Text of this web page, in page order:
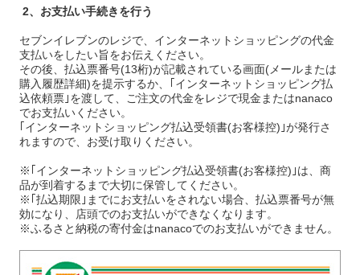
2、お支払い手続きを行う
セブンイレブンのレジで、インターネットショッピングの代金
支払いをしたい旨をお伝えください。
その後、払込票番号(13桁)が記載されている画面(メールまたは
購入履歴詳細)を提示するか、｢インターネットショッピング払
込依頼票｣を渡して、ご注文の代金をレジで現金またはnanaco
でお支払いください。
｢インターネットショッピング払込受領書(お客様控)｣が発行さ
れますので、お受け取りください。
※｢インターネットショッピング払込受領書(お客様控)｣は、商
品が到着するまで大切に保管してください。
※｢払込期限｣までにお支払いをされない場合、払込票番号が無
効になり、店頭でのお支払いができなくなります。
※ふるさと納税の寄付金はnanacoでのお支払いができません。